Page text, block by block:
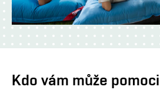
Kdo vám může pomoci